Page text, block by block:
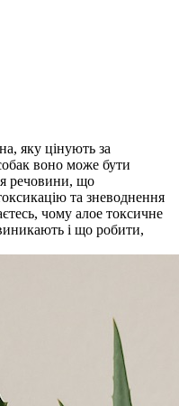
яку цінують за
воно може бути
речовини, що
та зневоднення
чому алое токсичне
і що робити,